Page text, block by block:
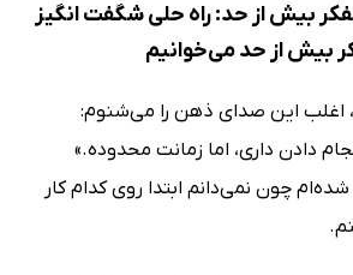
بیش از حد: راه حلی شگفت انگیز
بیش از حد می‌خوانیم
اغلب این صدای ذهن را می‌شنوم:
دادن داری، اما زمانت محدوده.»
چون نمی‌دانم ابتدا روی کدام کار